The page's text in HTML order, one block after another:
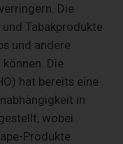
Die
Tabakprodukte
und andere
Die
hat bereits eine
in
wobei
Produkte